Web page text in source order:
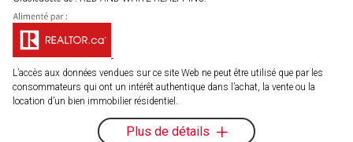
L’accès aux données vendues sur ce site Web ne peut être utilisé que par les
consommateurs qui ont un intérêt authentique dans l’achat, la vente ou la
location d’un bien immobilier résidentiel.
Plus de détails